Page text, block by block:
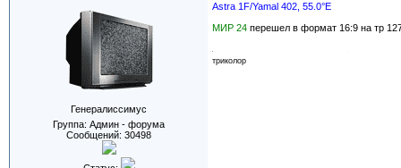
Генералиссимус
Группа: Админ - форума
Сообщений: 30498
Astra 1F/Yamal 402, 55.0°E
МИР 24 перешел в формат 16:9 на тр
триколор